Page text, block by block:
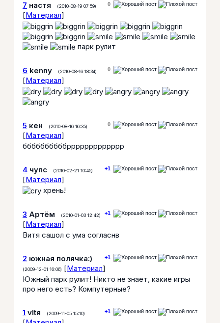
0
7 настя (2010-08-19 07:59)
[Материал]
парк рулит
0
6 kenny (2010-08-16 18:34)
[Материал]
0
5 кен (2010-08-16 16:35)
[Материал]
ббббббббббррррррррррррр
+1
4 чупс (2010-02-21 10:45)
[Материал]
хрень!
+1
3 Артём (2010-01-03 12:42)
[Материал]
Витя сашол с ума согласнв
+1
2 южная полячка:)
(2009-12-01 16:06) [Материал]
Южный парк рулит! Никто не знает, какие игры
про него есть? Компутерные?
+1
1 vItя (2009-11-05 15:10)